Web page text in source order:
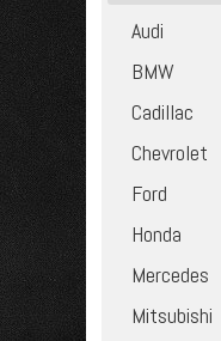
Audi
BMW
Cadillac
Chevrolet
Ford
Honda
Mercedes
Mitsubishi